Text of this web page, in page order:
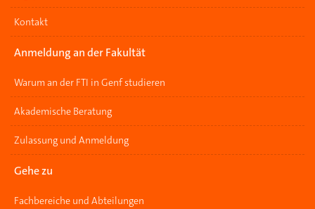
Kontakt
Anmeldung an der Fakultät
Warum an der FTI in Genf studieren
Akademische Beratung
Zulassung und Anmeldung
Gehe zu
Fachbereiche und Abteilungen